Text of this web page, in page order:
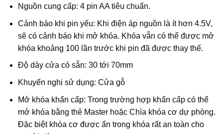
Nguồn cung cấp: 4 pin AA tiêu chuẩn.
Cảnh báo khi pin yếu: Khi điện áp nguồn là ít hơn 4.5V,
sẽ có cảnh báo khi mở khóa. Khóa vẫn có thể được mở
khóa khoảng 100 lần trước khi pin đã được thay thế.
Độ dày cửa có sẵn: 30 tới 70mm
Khuyến nghị sử dụng: Cửa gỗ
Mở khóa khẩn cấp: Trong trường hợp khẩn cấp có thể
mở khóa bằng thẻ Master hoặc Chìa khóa cơ dự phòng.
Đặc biệt khóa cơ được ẩn trong khóa rất an toàn cho